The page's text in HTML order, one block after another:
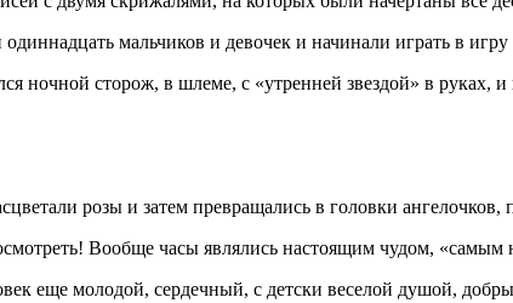
мальчиков и девочек и начинали играть в
ночной сторож, в шлеме, с «утренней звездой» в руках,
розы и затем превращались в головки
Вообще часы являлись настоящим чудом,
еще молодой, сердечный, с детски веселой душой,